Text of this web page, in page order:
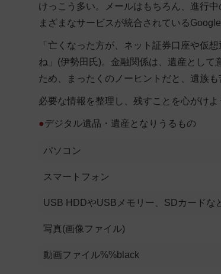
けっこう多い。メールはもちろん、進行
まざまなサービスが統合されている
「亡くなった方が、ネット証券口座や仮
ね」(伊勢田氏)。金融関係は、遺産とし
ため、まったくのノーヒントだと、遺族も
必要な情報を整理し、残すことを心がけよ
●デジタル遺品・遺産となりうるもの
パソコン
スマートフォン
USB HDDやUSBメモリー、SDカードな
写真(画像ファイル)
動画ファイル%%black